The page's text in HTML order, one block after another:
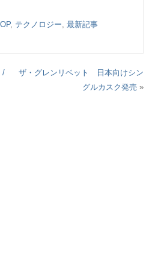
, テクノロジー, 最新記事
/
ザ・グレンリベット 日本向けシン
グルカスク発売 »